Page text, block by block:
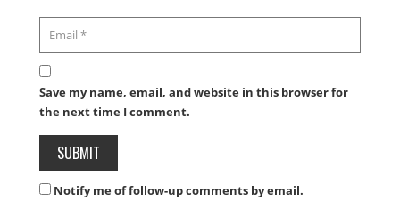
Save my name, email, and website in this browser for
the next time I comment.
Notify me of follow-up comments by email.